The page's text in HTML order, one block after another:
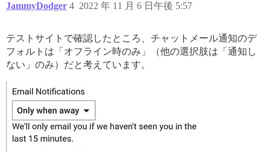
JammyDodger 2022 年 11 月 6 日午後 5:57
4
テストサイトで確認したところ、チャットメール通知のデ
フォルトは「オフライン時のみ」（他の選択肢は「通知し
ない」のみ）だと考えています。